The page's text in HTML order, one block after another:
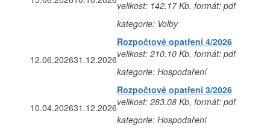
velikost: 142.17 Kb, formát: pdf
kategorie: Volby
12.06.202631.12.2026
Rozpočtové opatření 4/2026
velikost: 210.10 Kb, formát: pdf
kategorie: Hospodaření
10.04.202631.12.2026
Rozpočtové opatření 3/2026
velikost: 283.08 Kb, formát: pdf
kategorie: Hospodaření